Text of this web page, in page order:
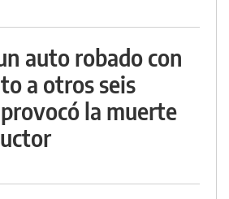
auto robado con
a otros seis
la muerte